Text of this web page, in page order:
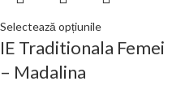
Selectează opțiunile
IE Traditionala Femei
– Madalina